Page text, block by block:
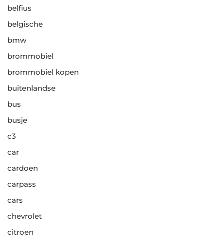
belfius
belgische
bmw
brommobiel
brommobiel kopen
buitenlandse
bus
busje
c3
car
cardoen
carpass
cars
chevrolet
citroen